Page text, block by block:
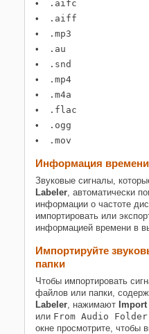
.aifc
.aiff
.mp3
.au
.snd
.mp4
.m4a
.flac
.ogg
.mov
Информация времени
Звуковые сигналы,
Labeler, автоматически
информации о частоте
импортировать или
информацией времени в
Импортируйте
папки
Чтобы импортировать
файлов или папки,
Labeler, нажимают Import
или From Audio Folder
окне просмотрите, чтобы